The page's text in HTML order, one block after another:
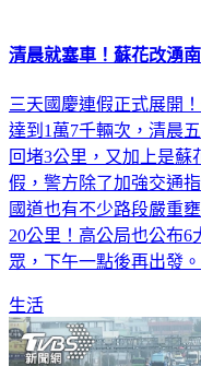
清晨就塞車！蘇花改湧
三天國慶連假正式展開
達到1萬7千輛次，清晨
回堵3公里，又加上是
假，警方除了加強交通
國道也有不少路段嚴重
20公里！高公局也公布6
眾，下午一點後再出發。
生活